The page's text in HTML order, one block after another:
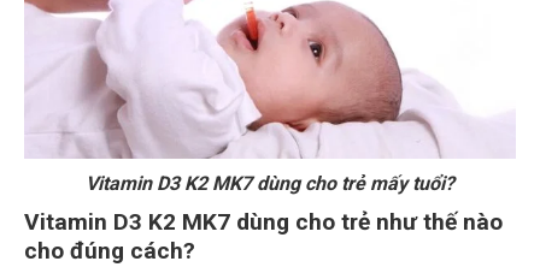
Vitamin D3 K2 MK7 dùng cho trẻ mấy tuổi?
Vitamin D3 K2 MK7 dùng cho trẻ như thế nào
cho đúng cách?